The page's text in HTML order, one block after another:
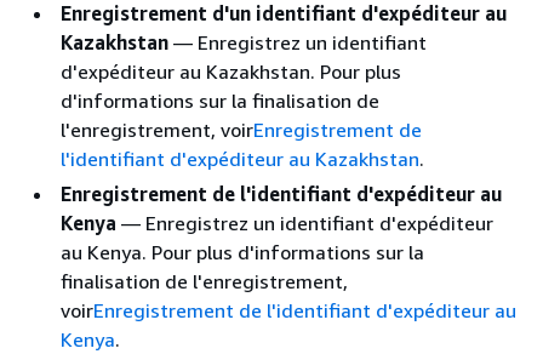
Enregistrement d'un identifiant d'expéditeur au
Kazakhstan — Enregistrez un identifiant
d'expéditeur au Kazakhstan. Pour plus
d'informations sur la finalisation de
l'enregistrement, voirEnregistrement de
l'identifiant d'expéditeur au Kazakhstan.
Enregistrement de l'identifiant d'expéditeur au
Kenya — Enregistrez un identifiant d'expéditeur
au Kenya. Pour plus d'informations sur la
finalisation de l'enregistrement,
voirEnregistrement de l'identifiant d'expéditeur au
Kenya.